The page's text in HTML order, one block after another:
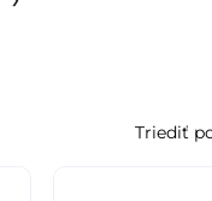
Triediť